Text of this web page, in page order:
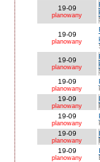
19-09
planowany
19-09
planowany
19-09
planowany
19-09
planowany
19-09
planowany
19-09
planowany
19-09
planowany
19-09
planowany